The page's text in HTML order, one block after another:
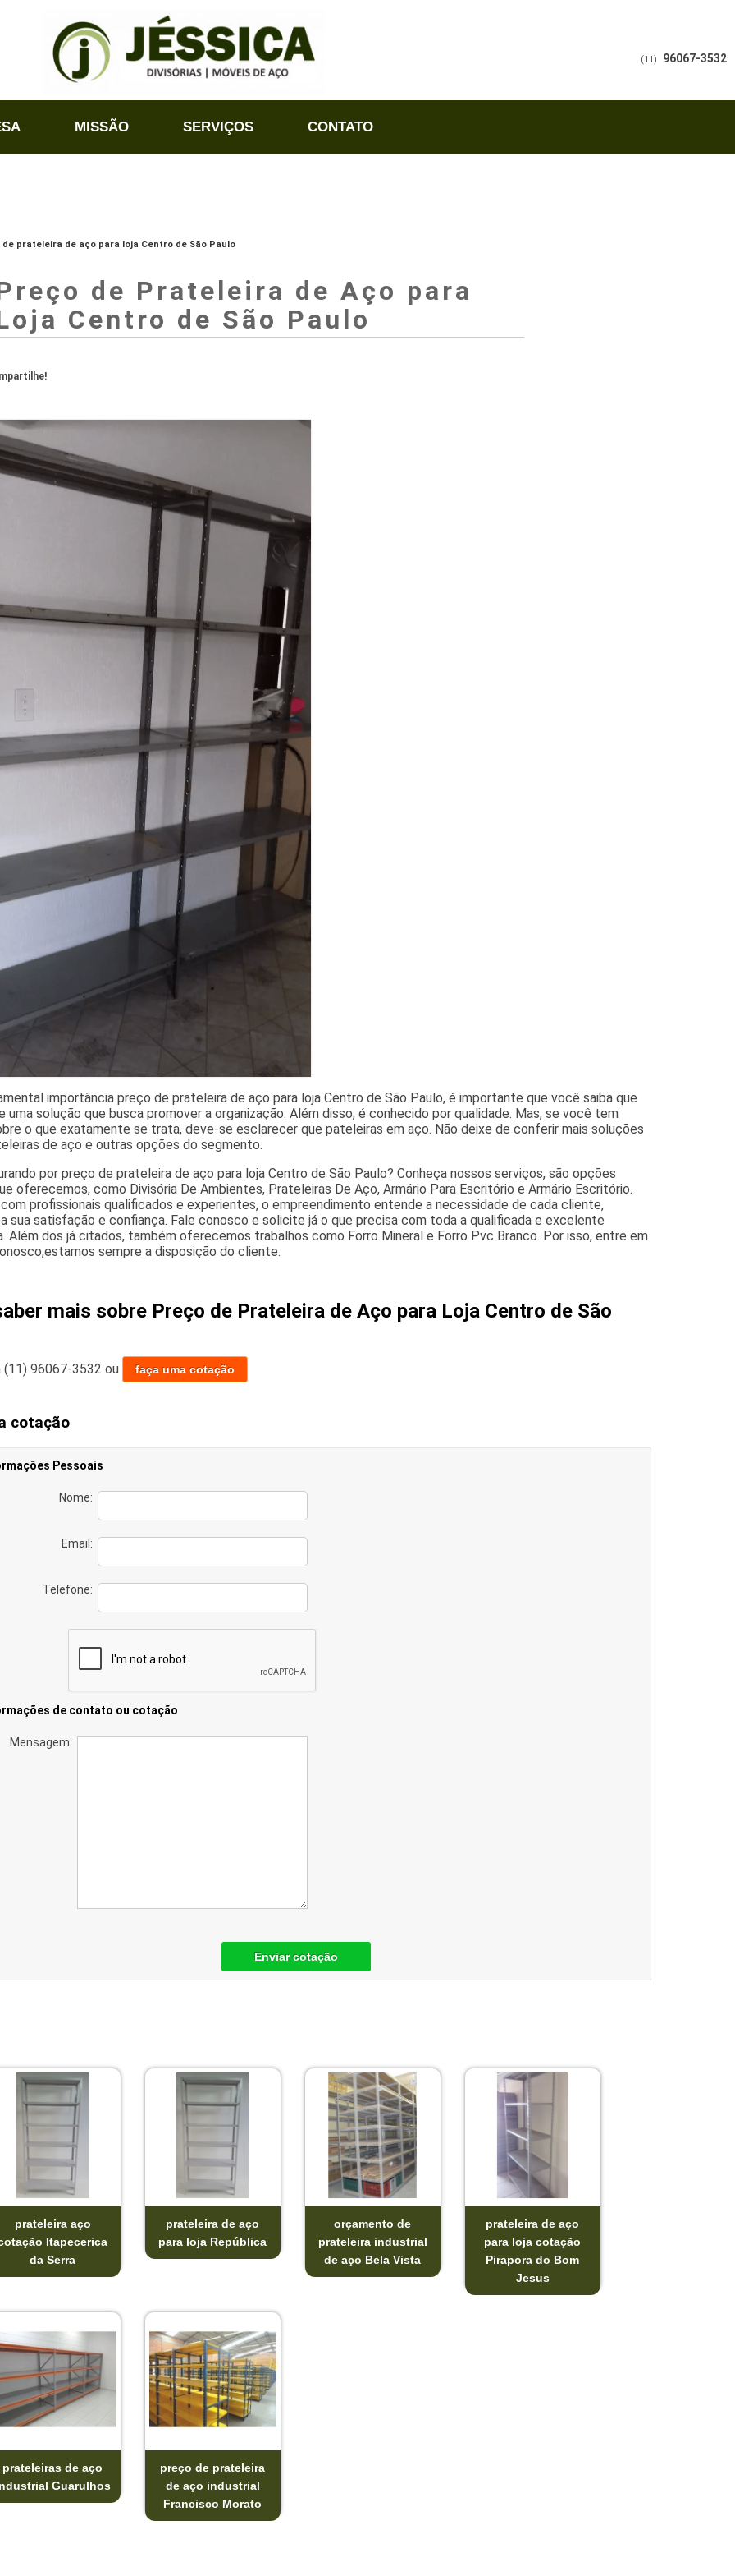
MISSÃO SERVIÇOS CONTATO
(11) 96067-3532
de prateleira de aço para loja Centro de São Paulo
de Prateleira de Aço para
Centro de São Paulo
importância preço de prateleira de aço para loja Centro de São Paulo, é importante que você saiba que
uma solução que busca promover a organização. Além disso, é conhecido por qualidade. Mas, se você tem
o que exatamente se trata, deve-se esclarecer que pateleiras em aço. Não deixe de conferir mais soluções
de aço e outras opções do segmento.
por preço de prateleira de aço para loja Centro de São Paulo? Conheça nossos serviços, são opções
oferecemos, como Divisória De Ambientes, Prateleiras De Aço, Armário Para Escritório e Armário Escritório.
profissionais qualificados e experientes, o empreendimento entende a necessidade de cada cliente,
sua satisfação e confiança. Fale conosco e solicite já o que precisa com toda a qualificada e excelente
Além dos já citados, também oferecemos trabalhos como Forro Mineral e Forro Pvc Branco. Por isso, entre em
sempre a disposição do cliente.
mais sobre Preço de Prateleira de Aço para Loja Centro de São
(11) 96067-3532 ou faça uma cotação
cotação
Pessoais
Nome:
Email:
Telefone:
de contato ou cotação
Mensagem:
Enviar cotação
prateleira aço
Itapecerica
da Serra
prateleira de aço
para loja República
orçamento de
prateleira industrial
de aço Bela Vista
prateleira de aço
para loja cotação
Pirapora do Bom
Jesus
prateleiras de aço
Guarulhos
preço de prateleira
de aço industrial
Francisco Morato